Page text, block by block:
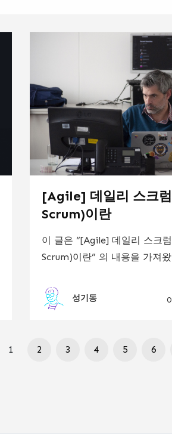
[Agile] 데일리 스크
Scrum)이란
이 글은 “[Agile] 데일리 스크
Scrum)이란” 의 내용을 가져
성기동
1 2 3 4 5 6